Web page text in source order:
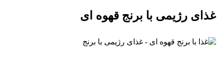
غذای رژیمی با برنج قهوه ای